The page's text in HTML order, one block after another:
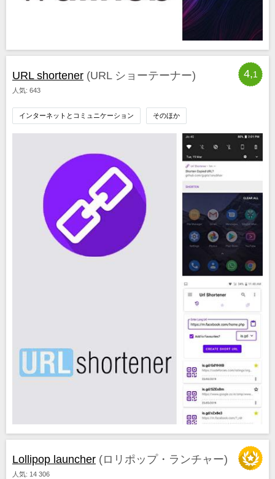
4,1
URL shortener (URL ショーテーナー)
人気: 643
インターネットとコミュニケーション そのほか
Lollipop launcher (ロリポップ・ランチャー)
人気: 14 306